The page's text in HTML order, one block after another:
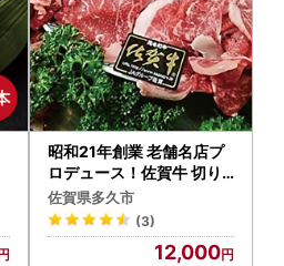
昭和21年創業 老舗名店プ
ロデュース！佐賀牛 切り
落とし 600g _b-47
佐賀県多久市
(3)
12,000